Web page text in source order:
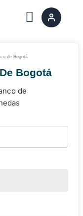
de Bogotá
Bogotá